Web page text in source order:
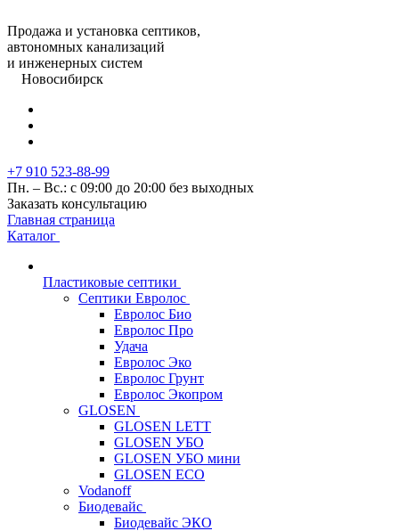
Продажа и установка септиков,
автономных канализаций
и инженерных систем
Новосибирск
+7 910 523-88-99
Пн. – Вс.: с 09:00 до 20:00 без выходных
Заказать консультацию
Главная страница
Каталог
Пластиковые септики
Септики Евролос
Евролос Био
Евролос Про
Удача
Евролос Эко
Евролос Грунт
Евролос Экопром
GLOSEN
GLOSEN LETT
GLOSEN УБО
GLOSEN УБО мини
GLOSEN ECO
Vodanoff
Биодевайс
Биодевайс ЭКО